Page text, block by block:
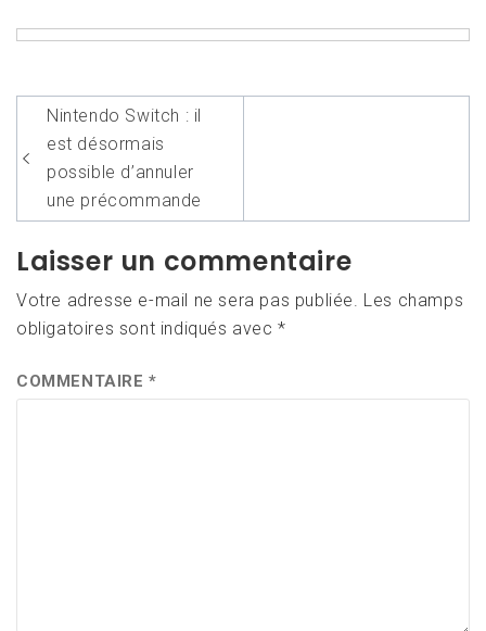
Navigation
de
l’article
Nintendo Switch : il
est désormais
possible d’annuler
une précommande
Laisser un commentaire
Votre adresse e-mail ne sera pas publiée. Les champs
obligatoires sont indiqués avec*
COMMENTAIRE*